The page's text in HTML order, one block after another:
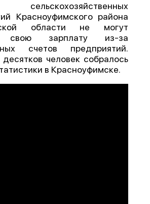
конфликты
Отчеты
публикацию
Справочник
API
сельскохозяйственных
Красноуфимского района
области не могут
свою зарплату из-за
счетов предприятий.
десятков человек собралось
в Красноуфимске.